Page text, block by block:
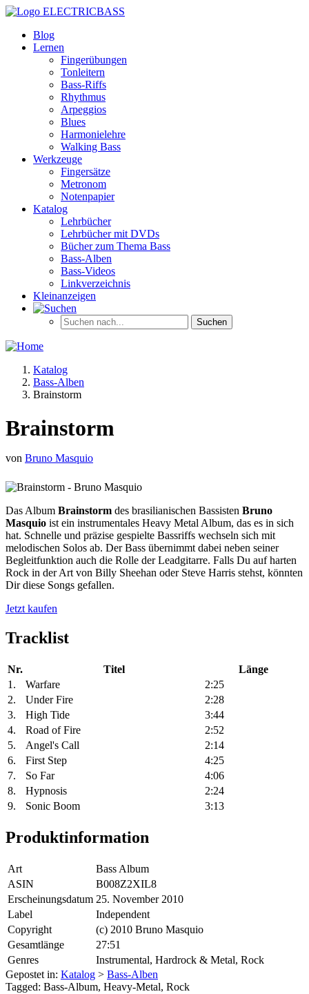
ELECTRICBASS
Blog
Lernen
Fingerübungen
Tonleitern
Bass-Riffs
Rhythmus
Arpeggios
Blues
Harmonielehre
Walking Bass
Werkzeuge
Fingersätze
Metronom
Notenpapier
Katalog
Lehrbücher
Lehrbücher mit DVDs
Bücher zum Thema Bass
Bass-Alben
Bass-Videos
Linkverzeichnis
Kleinanzeigen
Katalog
Bass-Alben
Brainstorm
Brainstorm
von Bruno Masquio
Das Album Brainstorm des brasilianischen Bassisten Bruno
Masquio ist ein instrumentales Heavy Metal Album, das es in sich
hat. Schnelle und präzise gespielte Bassriffs wechseln sich mit
melodischen Solos ab. Der Bass übernimmt dabei neben seiner
Begleitfunktion auch die Rolle der Leadgitarre. Falls Du auf harten
Rock in der Art von Billy Sheehan oder Steve Harris stehst, könnten
Dir diese Songs gefallen.
Jetzt kaufen
Tracklist
Nr. Titel
Länge
1.
Warfare
2:25
2.
Under Fire
2:28
3.
High Tide
3:44
4.
Road of Fire
2:52
5.
Angel's Call
2:14
6.
First Step
4:25
7.
So Far
4:06
8.
Hypnosis
2:24
9.
Sonic Boom 3:13
Produktinformation
Art
Bass Album
ASIN
B008Z2XIL8
Erscheinungsdatum 25. November 2010
Label
Independent
Copyright
(c) 2010 Bruno Masquio
Gesamtlänge
27:51
Genres
Instrumental, Hardrock & Metal, Rock
Gepostet in: Katalog > Bass-Alben
Tagged: Bass-Album, Heavy-Metal, Rock